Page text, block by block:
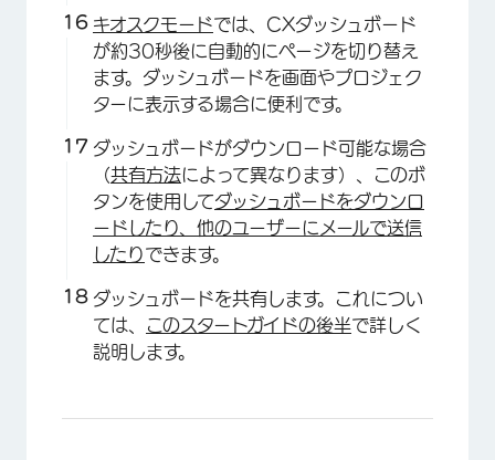
キオスクモードでは、CXダッシュボード
が約30秒後に自動的にページを切り替え
ます。ダッシュボードを画面やプロジェク
ターに表示する場合に便利です。
ダッシュボードがダウンロード可能な場合
（共有方法によって異なります）、このボ
タンを使用してダッシュボードをダウンロ
ードしたり、他のユーザーにメールで送信
したりできます。
ダッシュボードを共有します。これについ
ては、
このスタートガイドの後半で詳しく
説明します。